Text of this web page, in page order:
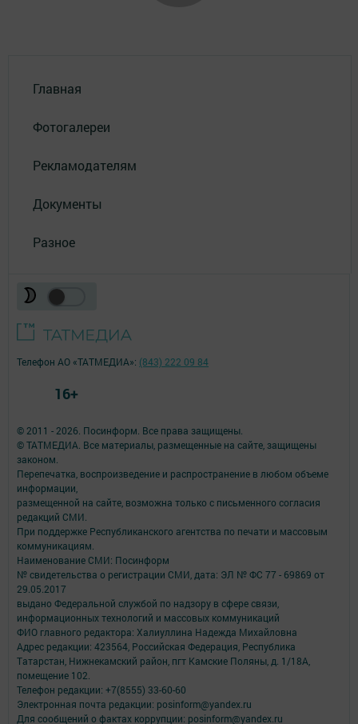
Главная
Фотогалереи
Рекламодателям
Документы
Разное
© 2011 - 2026. Посинформ. Все права защищены.
© ТАТМЕДИА. Все материалы, размещенные на сайте, защищены
законом.
Перепечатка, воспроизведение и распространение в любом объеме
информации,
размещенной на сайте, возможна только с письменного согласия
редакций СМИ.
При поддержке Республиканского агентства по печати и массовым
коммуникациям.
Наименование СМИ: Посинформ
№ свидетельства о регистрации СМИ, дата: ЭЛ № ФС 77 - 69869 от
29.05.2017
выдано Федеральной службой по надзору в сфере связи,
информационных технологий и массовых коммуникаций
ФИО главного редактора: Халиуллина Надежда Михайловна
Адрес редакции: 423564, Российская Федерация, Республика
Татарстан, Нижнекамский район, пгт Камские Поляны, д. 1/18А,
помещение 102.
Телефон редакции: +7(8555) 33-60-60
Электронная почта редакции: posinform@yandex.ru
Для сообщений о фактах коррупции: posinform@yandex.ru
Телефон АО «ТАТМЕДИА»: (843) 222 09 84
16+